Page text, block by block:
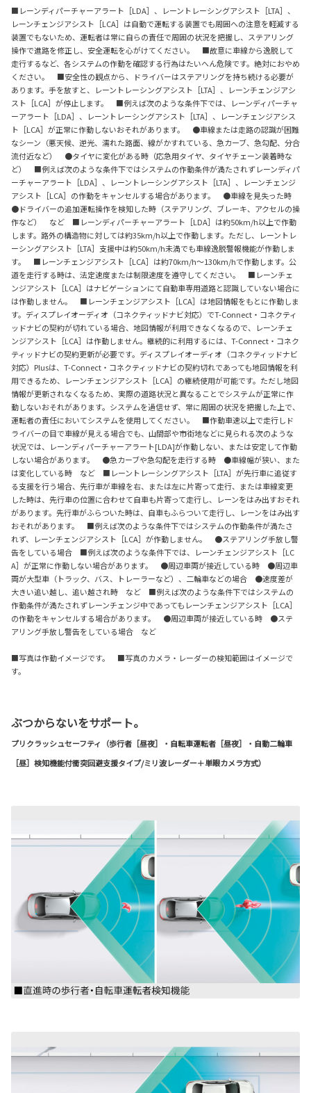
■レーンディパーチャーアラート［LDA］、レーントレーシングアシスト［LTA］、
レーンチェンジアシスト［LCA］は自動で運転する装置でも周囲への注意を軽減する
装置でもないため、運転者は常に自らの責任で周囲の状況を把握し、ステアリング
操作で進路を修正し、安全運転を心がけてください。 ■故意に車線から逸脱して
走行するなど、各システムの作動を確認する行為はたいへん危険です。絶対におやめ
ください。 ■安全性の観点から、ドライバーはステアリングを持ち続ける必要が
あります。手を放すと、レーントレーシングアシスト［LTA］、レーンチェンジアシ
スト［LCA］が停止します。 ■例えば次のような条件下では、レーンディパーチャ
ーアラート［LDA］、レーントレーシングアシスト［LTA］、レーンチェンジアシス
ト［LCA］が正常に作動しないおそれがあります。 ●車線または走路の認識が困難
なシーン（悪天候、逆光、濡れた路面、線がかすれている、急カーブ、急勾配、分合
流付近など） ●タイヤに変化がある時（応急用タイヤ、タイヤチェーン装着時な
ど） ■例えば次のような条件下ではシステムの作動条件が満たされずレーンディパ
ーチャーアラート［LDA］、レーントレーシングアシスト［LTA］、レーンチェンジ
アシスト［LCA］の作動をキャンセルする場合があります。 ●車線を見失った時
●ドライバーの追加運転操作を検知した時（ステアリング、ブレーキ、アクセルの操
作など） など ■レーンディパーチャーアラート［LDA］は約50km/h以上で作動
します。路外の構造物に対しては約35km/h以上で作動します。ただし、レーントレ
ーシングアシスト［LTA］支援中は約50km/h未満でも車線逸脱警報機能が作動しま
す。 ■レーンチェンジアシスト［LCA］は約70km/h～130km/hで作動します。公
道を走行する時は、法定速度または制限速度を遵守してください。 ■レーンチェ
ンジアシスト［LCA］はナビゲーションにて自動車専用道路と認識していない場合に
は作動しません。 ■レーンチェンジアシスト［LCA］は地図情報をもとに作動しま
す。ディスプレイオーディオ（コネクティッドナビ対応）でT-Connect・コネクティ
ッドナビの契約が切れている場合、地図情報が利用できなくなるので、レーンチェ
ンジアシスト［LCA］は作動しません。継続的に利用するには、T-Connect・コネク
ティッドナビの契約更新が必要です。ディスプレイオーディオ（コネクティッドナビ
対応）Plusは、T-Connect・コネクティッドナビの契約切れであっても地図情報を利
用できるため、レーンチェンジアシスト［LCA］の継続使用が可能です。ただし地図
情報が更新されなくなるため、実際の道路状況と異なることでシステムが正常に作
動しないおそれがあります。システムを過信せず、常に周囲の状況を把握した上で、
運転者の責任においてシステムを使用してください。 ■作動車速以上で走行しド
ライバーの目で車線が見える場合でも、山間部や市街地などに見られる次のような
状況では、レーンディパーチャーアラート[LDA]が作動しない、または安定して作動
しない場合があります。 ●急カーブや急勾配を走行する時 ●車線幅が狭い、また
は変化している時 など ■レーントレーシングアシスト［LTA］が先行車に追従す
る支援を行う場合、先行車が車線を右、または左に片寄って走行、または車線変更
した時は、先行車の位置に合わせて自車も片寄って走行し、レーンをはみ出すおそれ
があります。先行車がふらついた時は、自車もふらついて走行し、レーンをはみ出す
おそれがあります。 ■例えば次のような条件下ではシステムの作動条件が満たさ
れず、レーンチェンジアシスト［LCA］が作動しません。 ●ステアリング手放し警
告をしている場合 ■例えば次のような条件下では、レーンチェンジアシスト［LC
A］が正常に作動しない場合があります。 ●周辺車両が接近している時 ●周辺車
両が大型車（トラック、バス、トレーラーなど）、二輪車などの場合 ●速度差が
大きい追い越し、追い越され時 など ■例えば次のような条件下ではシステムの
作動条件が満たされずレーンチェンジ中であってもレーンチェンジアシスト［LCA］
の作動をキャンセルする場合があります。 ●周辺車両が接近している時 ●ステ
アリング手放し警告をしている場合 など
■写真は作動イメージです。 ■写真のカメラ・レーダーの検知範囲はイメージで
す。
ぶつからないをサポート。
プリクラッシュセーフティ（歩行者［昼夜］・自転車運転者［昼夜］・自動二輪車
［昼］検知機能付衝突回避支援タイプ/ミリ波レーダー＋単眼カメラ方式）